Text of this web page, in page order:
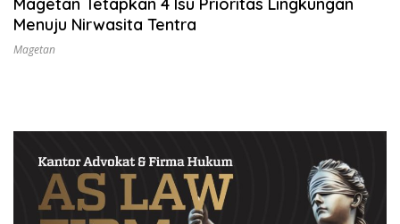
Magetan Tetapkan 4 Isu Prioritas Lingkungan
Menuju Nirwasita Tentra
Magetan